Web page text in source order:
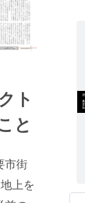
ト
と
市街
上を